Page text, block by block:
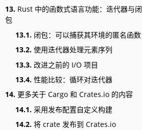
13. Rust 中的函数式语言功能：迭代器与闭
包
13.1. 闭包：可以捕获其环境的匿名函数
13.2. 使用迭代器处理元素序列
13.3. 改进之前的 I/O 项目
13.4. 性能比较：循环对迭代器
14. 更多关于 Cargo 和 Crates.io 的内容
14.1. 采用发布配置自定义构建
14.2. 将 crate 发布到 Crates.io